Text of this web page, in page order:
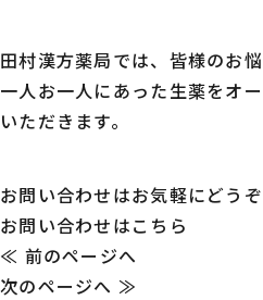
田村漢方薬局では、皆様のお
一人お一人にあった生薬をオ
いただきます。
お問い合わせはお気軽にどうぞ
お問い合わせはこちら
投
≪ 前のページへ
次のページへ ≫